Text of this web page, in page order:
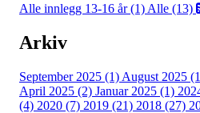
Alle innlegg 13-16 år (1) Alle (13)
Arkiv
September 2025 (1) August 2025
April 2025 (2) Januar 2025 (1)
(4) 2020 (7) 2019 (21) 2018 (27)